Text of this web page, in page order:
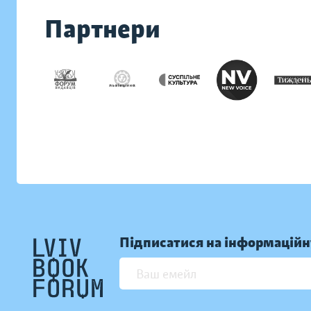
Партнери
Підписатися на